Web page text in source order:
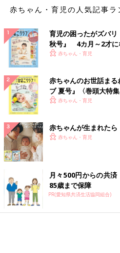
赤ちゃん・育児の人気記事ラ
育児の困ったがズバ
秋号』 4カ月～2才に
いっぱい！
赤ちゃん・育児
赤ちゃんのお世話ま
ブ 夏号』〈巻頭大特
く！ おっぱい・ミル
赤ちゃん・育児
赤ちゃんが生まれたら
赤ちゃん・育児
月々500円からの共
85歳まで保障
PR(愛知県共済生活協同組合)